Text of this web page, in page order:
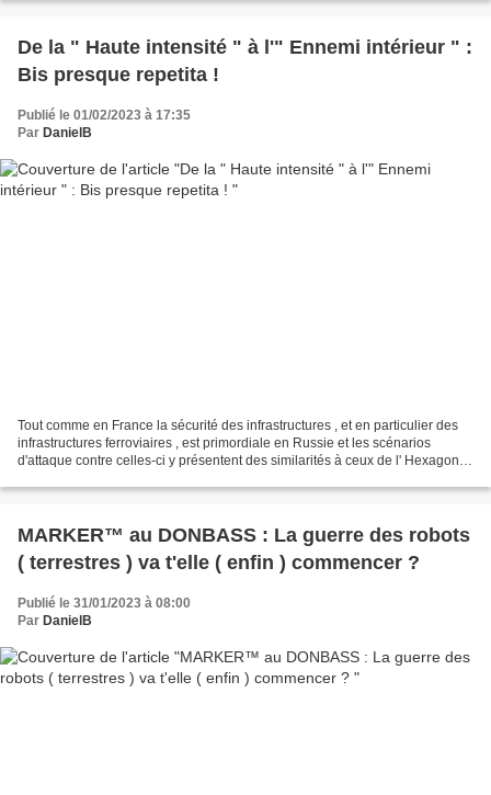
De la " Haute intensité " à l'" Ennemi intérieur " :
Bis presque repetita !
Publié le 01/02/2023 à 17:35
Par DanielB
Tout comme en France la sécurité des infrastructures , et en particulier des
infrastructures ferroviaires , est primordiale en Russie et les scénarios
d'attaque contre celles-ci y présentent des similarités à ceux de l' Hexagone .
MARKER™ au DONBASS : La guerre des robots
( terrestres ) va t'elle ( enfin ) commencer ?
Publié le 31/01/2023 à 08:00
Par DanielB